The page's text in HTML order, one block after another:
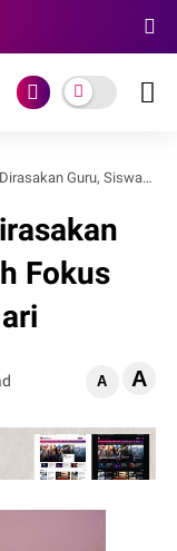
Jadi Lebih Fokus Belajar hingga Sore Hari
Fokus
A A